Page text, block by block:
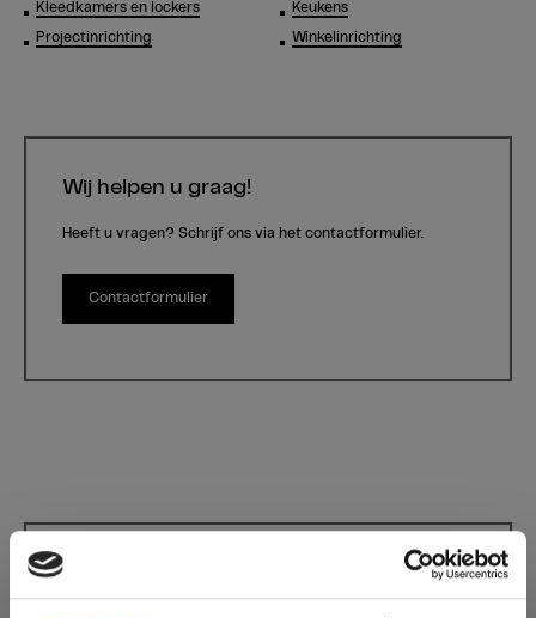
Kleedkamers en lockers
Projectinrichting
Keukens
Winkelinrichting
Wij helpen u graag!
Heeft u vragen? Schrijf ons via het contactformulier.
Contactformulier
Max decorative laminates - HPL 0066 Sand